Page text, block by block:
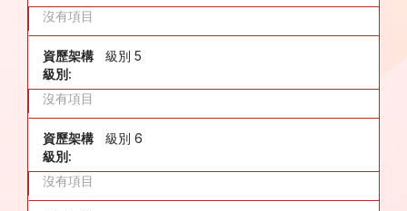
沒有項目
資歷架構
級別:
級別 5
沒有項目
資歷架構
級別:
級別 6
沒有項目